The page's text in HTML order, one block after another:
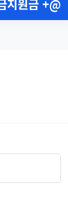
지원금 +@